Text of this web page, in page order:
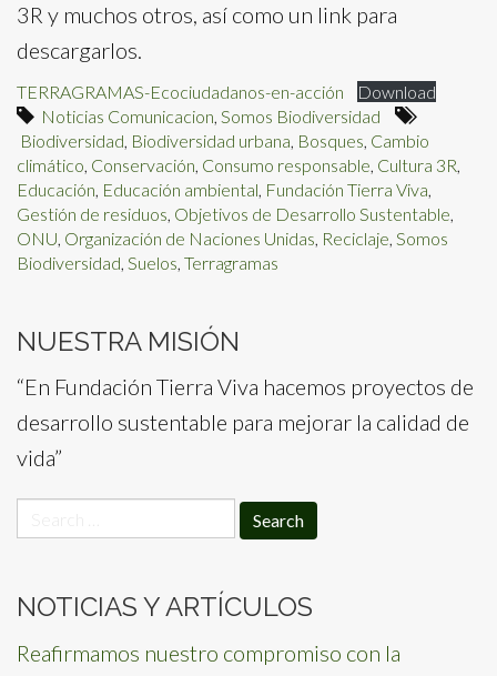
3R y muchos otros, así como un link para
descargarlos.
TERRAGRAMAS-Ecociudadanos-en-acción
Download
Noticias Comunicacion, Somos Biodiversidad
Biodiversidad, Biodiversidad urbana, Bosques, Cambio
climático, Conservación, Consumo responsable, Cultura 3R,
Educación, Educación ambiental, Fundación Tierra Viva,
Gestión de residuos, Objetivos de Desarrollo Sustentable,
ONU, Organización de Naciones Unidas, Reciclaje, Somos
Biodiversidad, Suelos, Terragramas
NUESTRA MISIÓN
“En Fundación Tierra Viva hacemos proyectos de
desarrollo sustentable para mejorar la calidad de
vida”
for:
NOTICIAS Y ARTÍCULOS
Reafirmamos nuestro compromiso con la